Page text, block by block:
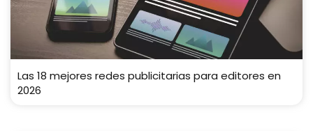
Las 18 mejores redes publicitarias para editores en
2026